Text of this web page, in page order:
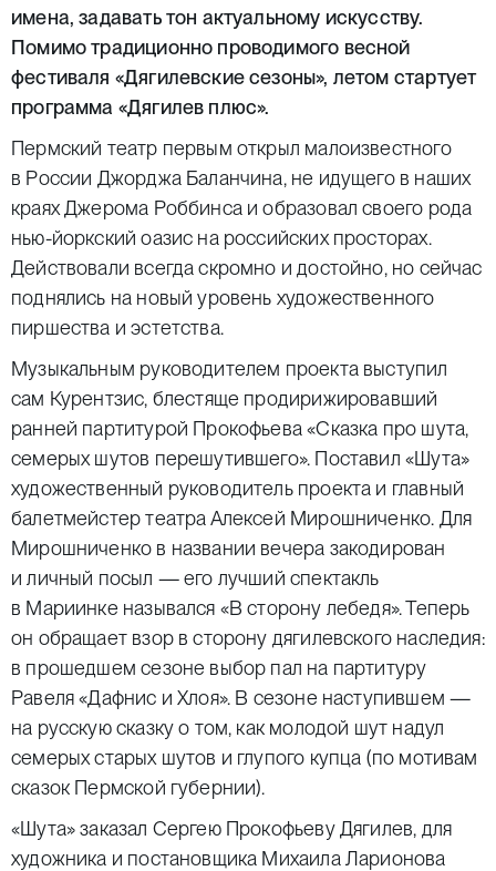
имена, задавать тон актуальному искусству.
Помимо традиционно проводимого весной
фестиваля «Дягилевские сезоны», летом стартует
программа «Дягилев плюс».
Пермский театр первым открыл малоизвестного
в России Джорджа Баланчина, не идущего в наших
краях Джерома Роббинса и образовал своего рода
нью-йоркский оазис на российских просторах.
Действовали всегда скромно и достойно, но сейчас
поднялись на новый уровень художественного
пиршества и эстетства.
Музыкальным руководителем проекта выступил
сам Курентзис, блестяще продирижировавший
ранней партитурой Прокофьева «Сказка про шута,
семерых шутов перешутившего». Поставил «Шута»
художественный руководитель проекта и главный
балетмейстер театра Алексей Мирошниченко. Для
Мирошниченко в названии вечера закодирован
и личный посыл — его лучший спектакль
в Мариинке назывался «В сторону лебедя». Теперь
он обращает взор в сторону дягилевского наследия:
в прошедшем сезоне выбор пал на партитуру
Равеля «Дафнис и Хлоя». В сезоне наступившем —
на русскую сказку о том, как молодой шут надул
семерых старых шутов и глупого купца (по мотивам
сказок Пермской губернии).
«Шута» заказал Сергею Прокофьеву Дягилев, для
художника и постановщика Михаила Ларионова